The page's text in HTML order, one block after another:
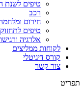
טיפים לשנת
רכב
חירום
טיפים
אלרגיה
לקוחות ממליצים
קורס דיגיטלי
צור קשר
תפריט